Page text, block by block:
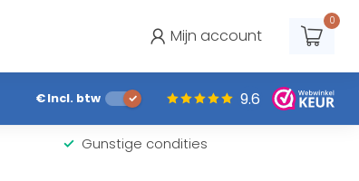
Mijn account
0
€Incl. btw 9.6
Gunstige condities